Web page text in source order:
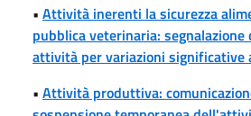
• Attività inerenti la sicurezza
pubblica veterinaria:
attività per variazioni significative
• Attività produttiva: